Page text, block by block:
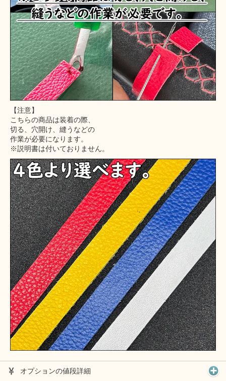
【注意】
こちらの商品は装着の際、
切る、穴開け、縫うなどの
作業が必要になります。
※説明書は付いておりません。
オプションの値段詳細